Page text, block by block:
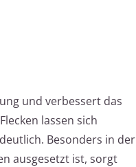
und verbessert das
lassen sich
Besonders in der
ausgesetzt ist, sorgt